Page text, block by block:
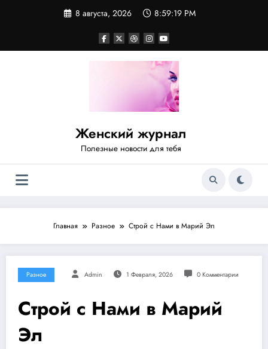
8 августа, 2026 8:59:20 PM
Женский журнал
Полезные новости для тебя
Главная Разное Строй с Нами в Марий Эл
Разное Admin 1 Февраля, 2026 0 Комментарии
Строй с Нами в Марий
Эл